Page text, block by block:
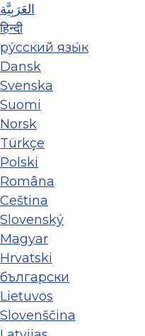
العَرَبِيَّة
हिन्दी
ру́сский язы́к
Dansk
Svenska
Suomi
Norsk
Türkçe
Polski
Româna
Ceština
Slovenský
Magyar
Hrvatski
български
Lietuvos
Slovenščina